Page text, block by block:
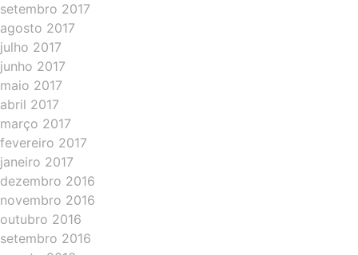
setembro 2017
agosto 2017
julho 2017
junho 2017
maio 2017
abril 2017
março 2017
fevereiro 2017
janeiro 2017
dezembro 2016
novembro 2016
outubro 2016
setembro 2016